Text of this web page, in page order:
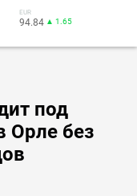
EUR
94.84 ▲ 1.65
под
Орле без